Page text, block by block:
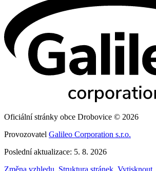
Oficiální stránky obce Drobovice © 2026
Provozovatel Galileo Corporation s.r.o.
Poslední aktualizace: 5. 8. 2026
Změna vzhledu Struktura stránek Vytisknout